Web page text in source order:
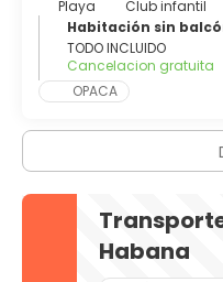
Playa
Club infantil
Habitación sin
TODO INCLUIDO
Cancelacion gratuita
OPACA
Habana